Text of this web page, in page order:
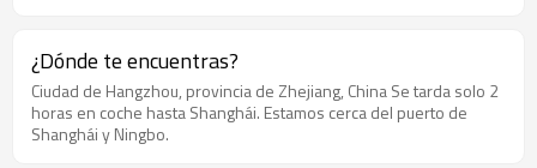
¿Dónde te encuentras?
Ciudad de Hangzhou, provincia de Zhejiang, China Se tarda solo 2
horas en coche hasta Shanghái. Estamos cerca del puerto de
Shanghái y Ningbo.